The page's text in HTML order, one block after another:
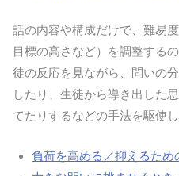
話の内容や構成だけで、難易
目標の高さなど）を調整する
徒の反応を見ながら、問いの
したり、生徒から導き出した
てたりするなどの手法を駆使し
負荷を高める／抑えるため